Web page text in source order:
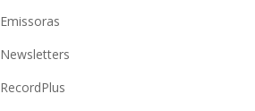
Emissoras
Newsletters
RecordPlus